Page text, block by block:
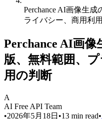
Perchance AI画像生
ライバシー、商用利
Perchance AI画
版、無料範囲、
用の判断
A
AI Free API Team
•2026年5月18日 •13 min read•